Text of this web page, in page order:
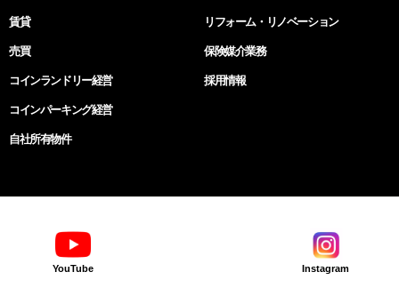
賃貸
売買
リフォーム・リノベーション
保険媒介業務
コインランドリー経営
コインパーキング経営
自社所有物件
採用情報
YouTube Instagram